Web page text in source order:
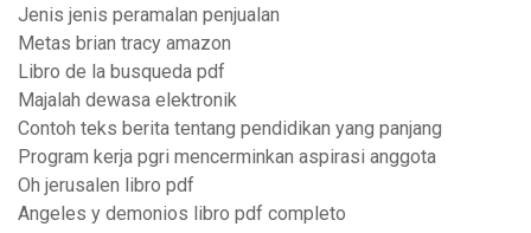
Jenis jenis peramalan penjualan
Metas brian tracy amazon
Libro de la busqueda pdf
Majalah dewasa elektronik
Contoh teks berita tentang pendidikan yang panjang
Program kerja pgri mencerminkan aspirasi anggota
Oh jerusalen libro pdf
Angeles y demonios libro pdf completo